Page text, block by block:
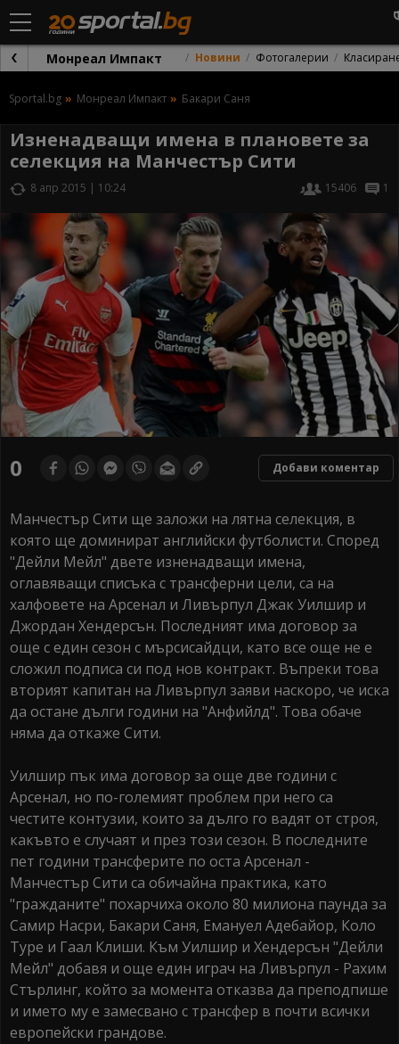
Монреал Импакт Новини Фотогалерии
Sportal.bg Монреал Импакт Бакари Саня
Изненадващи имена в плановете за
селекция на Манчестър Сити
8 апр 2015 | 10:24 15406 1
0 Добави коментар
Манчестър Сити ще заложи на лятна селекция, в
която ще доминират английски футболисти. Според
"Дейли Мейл" двете изненадващи имена,
оглавяващи списъка с трансферни цели, са на
халфовете на Арсенал и Ливърпул Джак Уилшир и
Джордан Хендерсън. Последният има договор за
още с един сезон с мърсисайдци, като все още не е
сложил подписа си под нов контракт. Въпреки това
вторият капитан на Ливърпул заяви наскоро, че иска
да остане дълги години на "Анфийлд". Това обаче
няма да откаже Сити.
Уилшир пък има договор за още две години с
Арсенал, но по-големият проблем при него са
честите контузии, които за дълго го вадят от строя,
какъвто е случаят и през този сезон. В последните
пет години трансферите по оста Арсенал -
Манчестър Сити са обичайна практика, като
"гражданите" похарчиха около 80 милиона паунда за
Самир Насри, Бакари Саня, Емануел Адебайор, Коло
Туре и Гаал Клиши. Към Уилшир и Хендерсън "Дейли
Мейл" добавя и още един играч на Ливърпул - Рахим
Стърлинг, който за момента отказва да преподпише
и името му е замесвано с трансфер в почти всички
европейски грандове.